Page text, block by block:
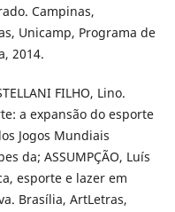
Campinas,
Unicamp, Programa de
2014.
FILHO, Lino.
a expansão do esporte
Jogos Mundiais
da; ASSUMPÇÃO, Luís
esporte e lazer em
Brasília, ArtLetras,